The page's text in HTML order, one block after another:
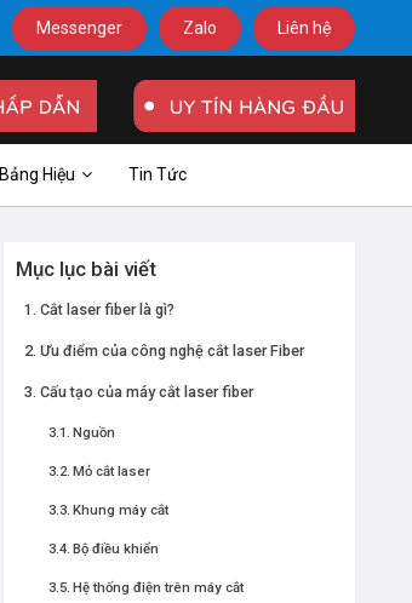
Messenger Zalo Liên hệ
Bảng Hiệu Tin Tức
Mục lục bài viết
Cắt laser fiber là gì?
Ưu điểm của công nghệ cắt laser Fiber
Cấu tạo của máy cắt laser fiber
Nguồn
Mỏ cắt laser
Khung máy cắt
Bộ điều khiển
Hệ thống điện trên máy cắt